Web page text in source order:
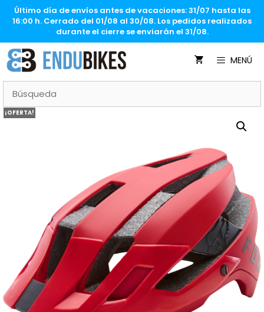
SaltarÚltimo día de envíos antes de vacaciones: 31/07 hasta las
16:00 h. Cerrado del 01/08 al 30/08. Los pedidos realizados
durante el cierre se enviarán el 31/08.
MENÚ
¡OFERTA!